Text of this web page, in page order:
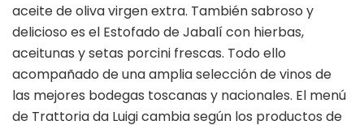
aceite de oliva virgen extra. También sabroso y
delicioso es el Estofado de Jabalí con hierbas,
aceitunas y setas porcini frescas. Todo ello
acompañado de una amplia selección de vinos de
las mejores bodegas toscanas y nacionales. El menú
de Trattoria da Luigi cambia según los productos de